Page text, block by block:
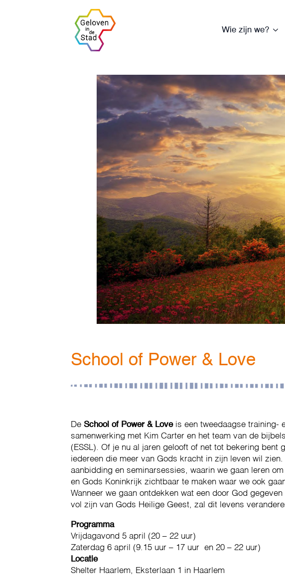
Wie zijn we?
School of Power & Love
De School of Power & Loveis een tweedaagse training-
samenwerking met Kim Carter en het team van de
(ESSL). Of je nu al jaren gelooft of net tot bekering bent
iedereen die meer van Gods kracht in zijn leven wil
aanbidding en seminarsessies, waarin we gaan leren
en Gods Koninkrijk zichtbaar te maken waar we ook
Wanneer we gaan ontdekken wat een door God
vol zijn van Gods Heilige Geest, zal dit levens
Programma
Vrijdagavond 5 april (20 – 22 uur)
Zaterdag 6 april (9.15 uur – 17 uur en 20 – 22 uur)
Locatie
Shelter Haarlem, Eksterlaan 1 in Haarlem